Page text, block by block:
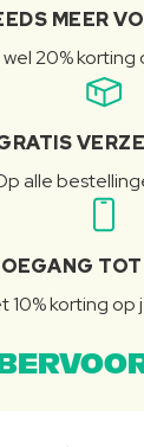
MEER
20%
alle
10% korting